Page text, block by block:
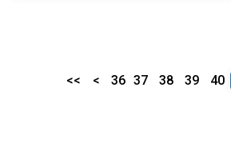
<< < 36 37 38 39 40